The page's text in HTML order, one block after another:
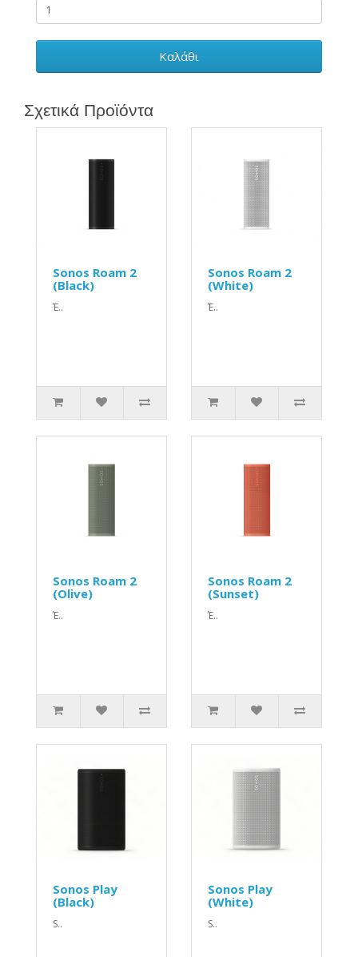
Καλάθι
Σχετικά Προϊόντα
Sonos Roam 2
(Black)
Έ..
Sonos Roam 2
(White)
Έ..
Sonos Roam 2
(Olive)
Έ..
Sonos Roam 2
(Sunset)
Έ..
Sonos Play
(Black)
S..
Sonos Play
(White)
S..